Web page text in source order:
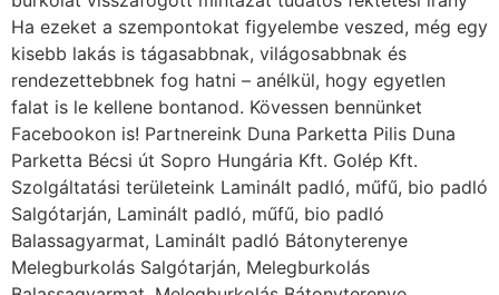
Laminált padló Budapest, Laminált padló Érd, Laminált
padló Dunakeszi, Laminált padló Cegléd Laminált padló
Szentendre Melegburkolás Budapest, Melegburkolás
Érd, Melegburkolás Dunakeszi, Melegburkolás Cegléd,
Melegburkolás Vecsés, Melegburkolás Gödöllő,
Melegburkolás Szentendre, Melegburkolás Gyál
Laminált padló, műfű, bio padló Győr, Laminált padló
Mosonmagyaróvár, Laminált padló Sopron, Laminált
padló Pannonhalma, Laminált padló Tatabánya
Melegburkolás Győr, Melegburkolás Mosonmagyaróvár,
Melegburkolás Sopron, Melegburkolás Csorna,